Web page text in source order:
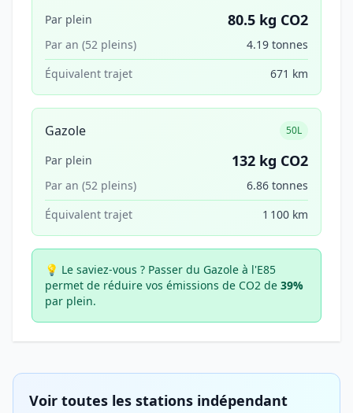
Par plein 80.5 kg CO2
Par an (52 pleins)
4.19 tonnes
Équivalent trajet
671 km
Gazole 50L
Par plein 132 kg CO2
Par an (52 pleins)
6.86 tonnes
Équivalent trajet
1 100 km
💡 Le saviez-vous ? Passer du Gazole à l'E85
permet de réduire vos émissions de CO2 de 39%
par plein.
Voir toutes les stations indépendant